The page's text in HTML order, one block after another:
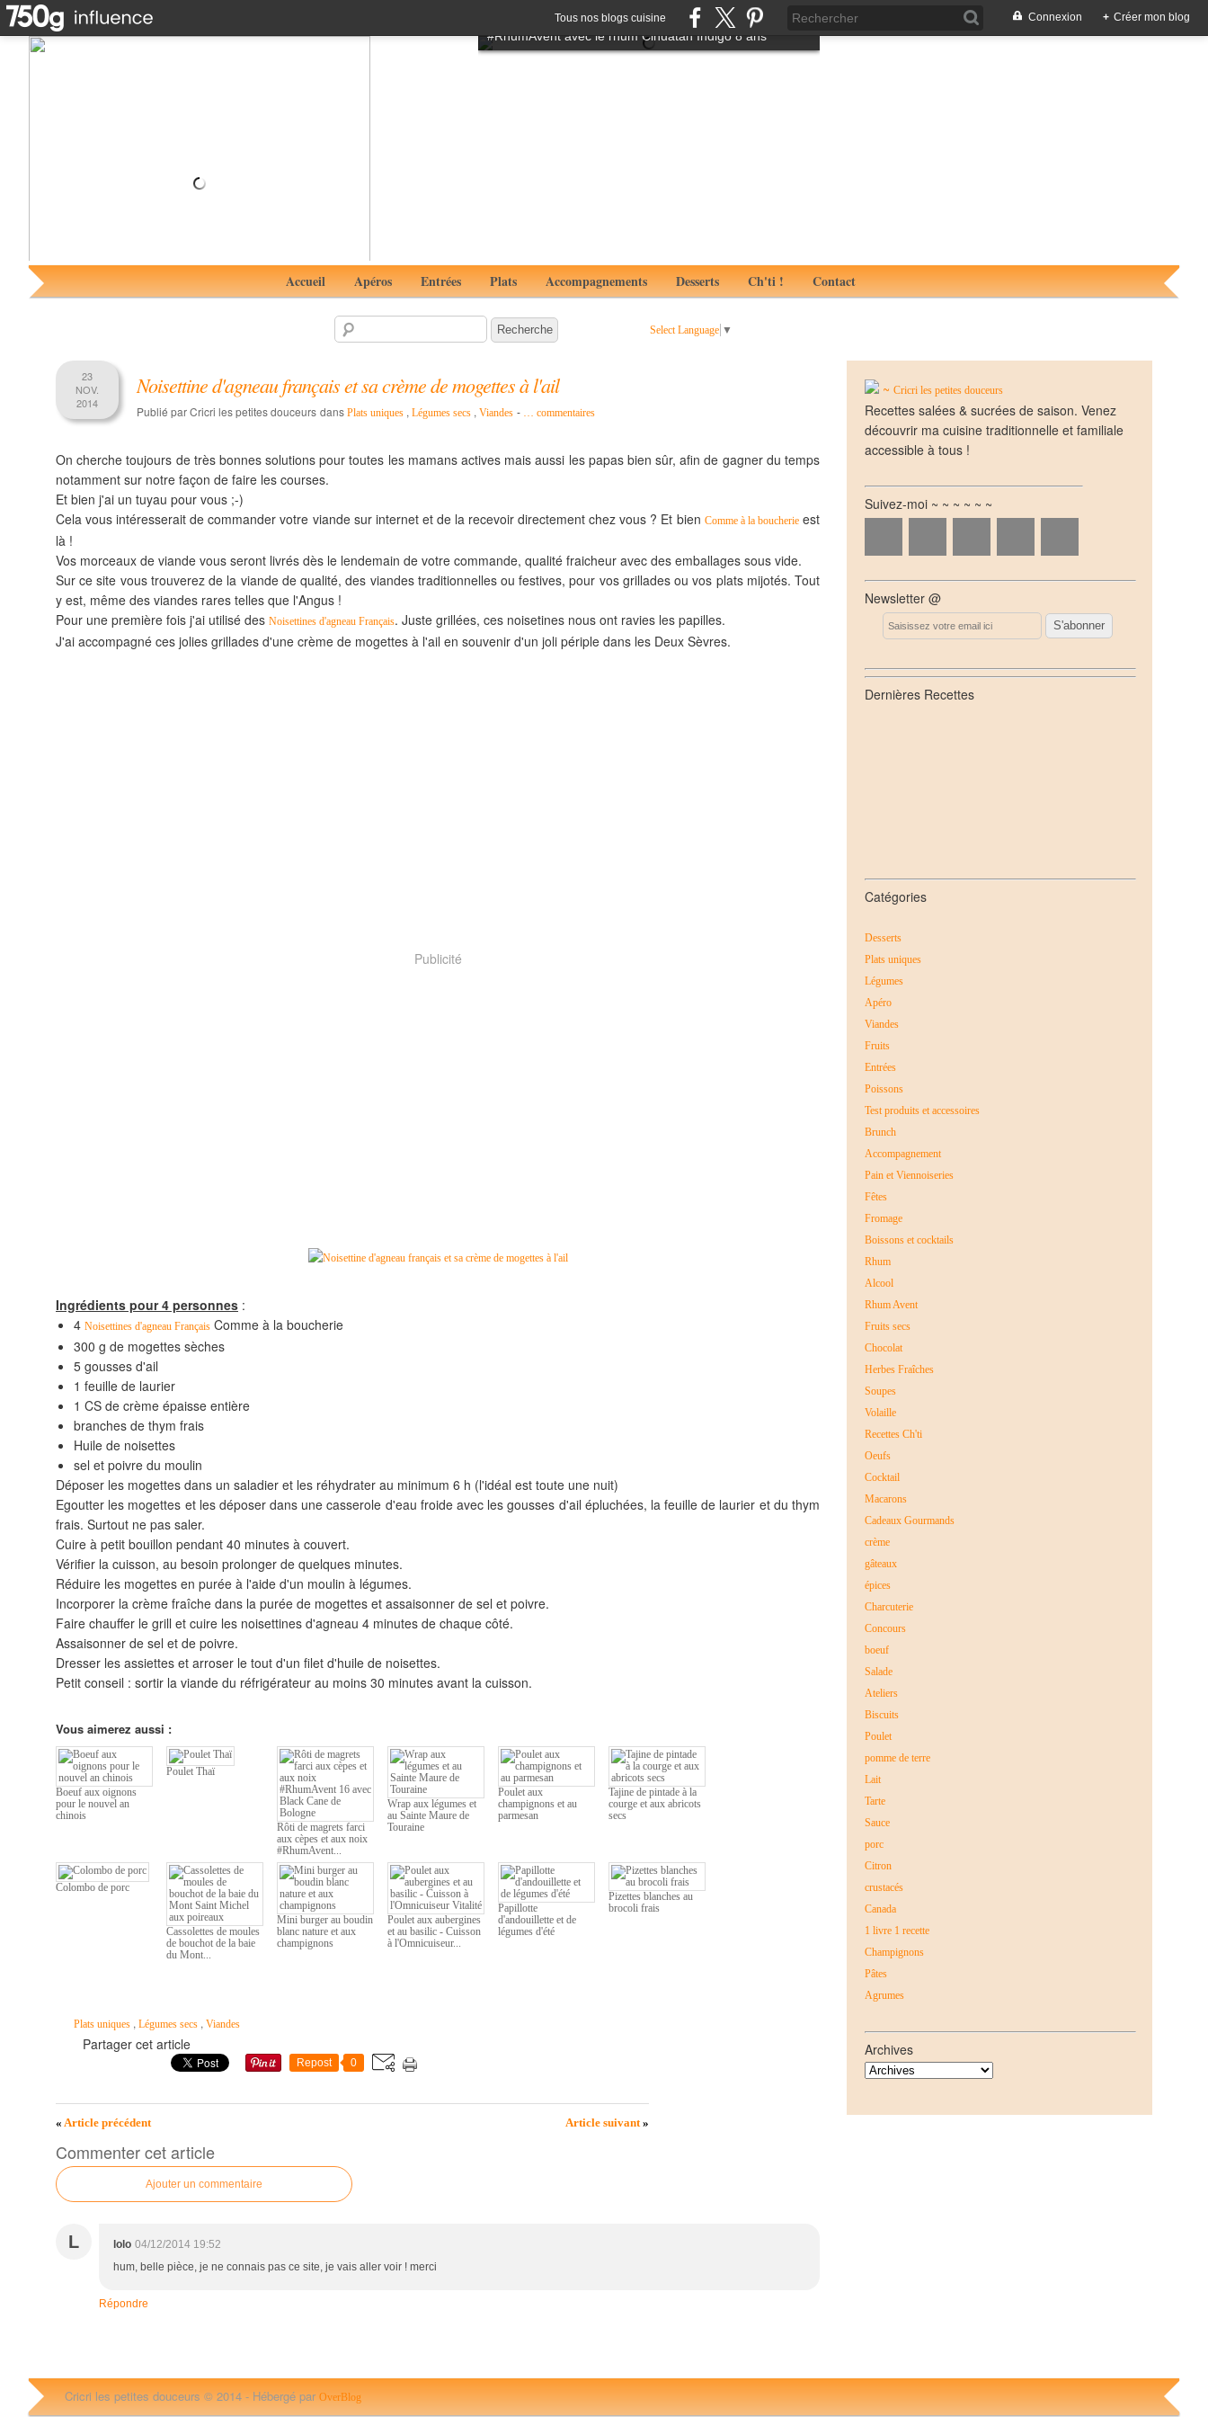
Tous nos blogs cuisine Connexion + Créer mon blog
Tartare de boeuf à l'italienne aux notes de truffes
#RhumAvent avec le rhum Cihuatan Indigo 8 ans
Accueil Apéros Entrées Plats Accompagnements Desserts Ch'ti ! Contact
Select Language ▼
23
NOV.
2014
Noisettine d'agneau français et sa crème de mogettes à l'ail
Publié par Cricri les petites douceurs dans Plats uniques , Légumes secs , Viandes - … commentaires
On cherche toujours de très bonnes solutions pour toutes les mamans actives mais aussi les papas bien sûr, afin de gagner du temps
notamment sur notre façon de faire les courses.
Et bien j'ai un tuyau pour vous ;-)
Cela vous intéresserait de commander votre viande sur internet et de la recevoir directement chez vous ? Et bien Comme à la boucherieest
là !
Vos morceaux de viande vous seront livrés dès le lendemain de votre commande, qualité fraicheur avec des emballages sous vide.
Sur ce site vous trouverez de la viande de qualité, des viandes traditionnelles ou festives, pour vos grillades ou vos plats mijotés. Tout
y est, même des viandes rares telles que l'Angus !
Pour une première fois j'ai utilisé des Noisettines d'agneau Français. Juste grillées, ces noisetines nous ont ravies les papilles.
J'ai accompagné ces jolies grillades d'une crème de mogettes à l'ail en souvenir d'un joli périple dans les Deux Sèvres.
Publicité
Ingrédients pour 4 personnes :
4 Noisettines d'agneau Français Comme à la boucherie
300 g de mogettes sèches
5 gousses d'ail
1 feuille de laurier
1 CS de crème épaisse entière
branches de thym frais
Huile de noisettes
sel et poivre du moulin
Déposer les mogettes dans un saladier et les réhydrater au minimum 6 h (l'idéal est toute une nuit)
Egoutter les mogettes et les déposer dans une casserole d'eau froide avec les gousses d'ail épluchées, la feuille de laurier et du thym
frais. Surtout ne pas saler.
Cuire à petit bouillon pendant 40 minutes à couvert.
Vérifier la cuisson, au besoin prolonger de quelques minutes.
Réduire les mogettes en purée à l'aide d'un moulin à légumes.
Incorporer la crème fraîche dans la purée de mogettes et assaisonner de sel et poivre.
Faire chauffer le grill et cuire les noisettines d'agneau 4 minutes de chaque côté.
Assaisonner de sel et de poivre.
Dresser les assiettes et arroser le tout d'un filet d'huile de noisettes.
Petit conseil : sortir la viande du réfrigérateur au moins 30 minutes avant la cuisson.
Vous aimerez aussi :
Boeuf aux oignons
pour le nouvel an
chinois
Poulet Thaï
Rôti de magrets farci
aux cèpes et aux noix
#RhumAvent...
Wrap aux légumes et
au Sainte Maure de
Touraine
Poulet aux
champignons et au
parmesan
Tajine de pintade à la
courge et aux abricots
secs
Colombo de porc
Cassolettes de moules
de bouchot de la baie
du Mont...
Mini burger au boudin
blanc nature et aux
champignons
Poulet aux aubergines
et au basilic - Cuisson
à l'Omnicuiseur...
Papillotte
d'andouillette et de
légumes d'été
Pizettes blanches au
brocoli frais
Plats uniques , Légumes secs , Viandes
Partager cet article
Repost 0
« Article précédent Article suivant»
Commenter cet article
Ajouter un commentaire
L lolo 04/12/2014 19:52
hum, belle pièce, je ne connais pas ce site, je vais aller voir ! merci
Répondre
~ Cricri les petites douceurs
Recettes salées & sucrées de saison. Venez
découvrir ma cuisine traditionnelle et familiale
accessible à tous !
Suivez-moi ~ ~ ~ ~ ~ ~
Newsletter @
Email
Dernières Recettes
Catégories
Desserts
Plats uniques
Légumes
Apéro
Viandes
Fruits
Entrées
Poissons
Test produits et accessoires
Brunch
Accompagnement
Pain et Viennoiseries
Fêtes
Fromage
Boissons et cocktails
Rhum
Alcool
Rhum Avent
Fruits secs
Chocolat
Herbes Fraîches
Soupes
Volaille
Recettes Ch'ti
Oeufs
Cocktail
Macarons
Cadeaux Gourmands
crème
gâteaux
épices
Charcuterie
Concours
boeuf
Salade
Ateliers
Biscuits
Poulet
pomme de terre
Lait
Tarte
Sauce
porc
Citron
crustacés
Canada
1 livre 1 recette
Champignons
Pâtes
Agrumes
Archives
Cricri les petites douceurs © 2014 - Hébergé par OverBlog